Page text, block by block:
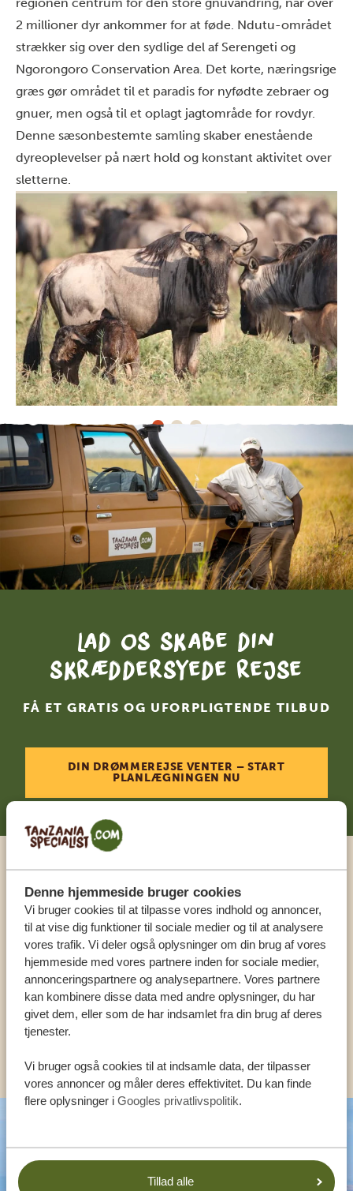
Denne hjemmeside bruger cookies
Vi bruger cookies til at tilpasse vores indhold og annoncer,
til at vise dig funktioner til sociale medier og til at analysere
vores trafik. Vi deler også oplysninger om din brug af vores
hjemmeside med vores partnere inden for sociale medier,
annonceringspartnere og analysepartnere. Vores partnere
kan kombinere disse data med andre oplysninger, du har
givet dem, eller som de har indsamlet fra din brug af deres
tjenester.
Vi bruger også cookies til at indsamle data, der tilpasser
vores annoncer og måler deres effektivitet. Du kan finde
flere oplysninger i Googles privatlivspolitik.
Tillad alle
2 millioner dyr ankommer for at føde. Ndutu-området
strækker sig over den sydlige del af Serengeti og
Ngorongoro Conservation Area. Det korte, næringsrige
græs gør området til et paradis for nyfødte zebraer og
gnuer, men også til et oplagt jagtområde for rovdyr.
Denne sæsonbestemte samling skaber enestående
dyreoplevelser på nært hold og konstant aktivitet over
sletterne.
Lad os skabe din
skræddersyede rejse
FÅ ET GRATIS OG UFORPLIGTENDE TILBUD
DIN DRØMMEREJSE VENTER – START
PLANLÆGNINGEN NU
Ring til en ekspert
VORES SPECIALISTER SIDDER KLAR TIL AT
HJÆLPE DIG
DA:+4589878233